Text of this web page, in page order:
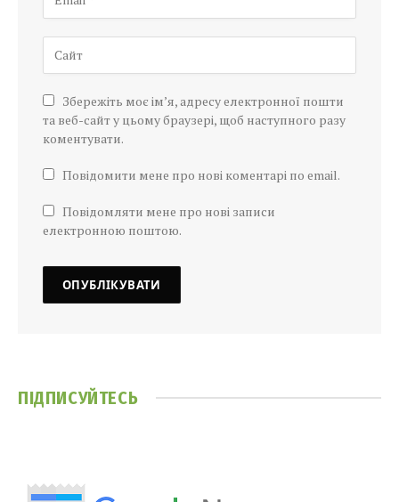
Збережіть моє ім’я, адресу електронної пошти
та веб-сайт у цьому браузері, щоб наступного разу
коментувати.
Повідомити мене про нові коментарі по email.
Повідомляти мене про нові записи
електронною поштою.
ПІДПИСУЙТЕСЬ